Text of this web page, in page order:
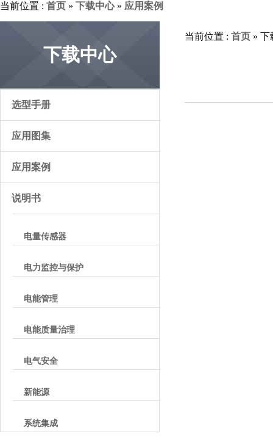
当前位置 : 首页 » 下载中心» 应用案例
下载中心
选型手册
应用图集
应用案例
说明书
电量传感器
电力监控与保护
电能管理
电能质量治理
电气安全
新能源
系统集成
当前位置 : 首页 » 下